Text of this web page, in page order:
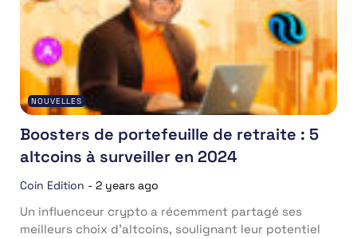
NOUVELLES
Boosters de portefeuille de retraite : 5
altcoins à surveiller en 2024
Coin Edition - 2 years ago
Un influenceur crypto a récemment partagé ses
meilleurs choix d’altcoins, soulignant leur potentiel